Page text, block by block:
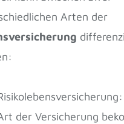
Arten der
der Versicherung